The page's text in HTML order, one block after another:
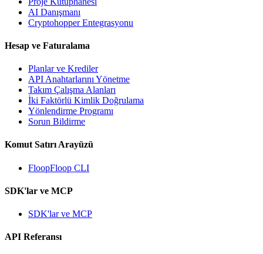
AI Danışmanı
Cryptohopper Entegrasyonu
Hesap ve Faturalama
Planlar ve Krediler
API Anahtarlarını Yönetme
Takım Çalışma Alanları
İki Faktörlü Kimlik Doğrulama
Yönlendirme Programı
Sorun Bildirme
Komut Satırı Arayüzü
FloopFloop CLI
SDK'lar ve MCP
SDK'lar ve MCP
API Referansı